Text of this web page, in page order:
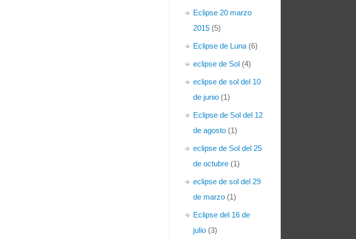
Eclipse 20 marzo
2015 (5)
Eclipse de Luna (6)
eclipse de Sol (4)
eclipse de sol del 10
de junio (1)
Eclipse de Sol del 12
de agosto (1)
eclipse de Sol del 25
de octubre (1)
eclipse de sol del 29
de marzo (1)
Eclipse del 16 de
julio (3)